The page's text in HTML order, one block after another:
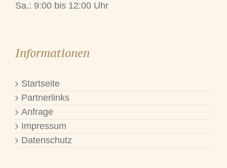
Sa.: 9:00 bis 12:00 Uhr
Informationen
Startseite
Partnerlinks
Anfrage
Impressum
Datenschutz